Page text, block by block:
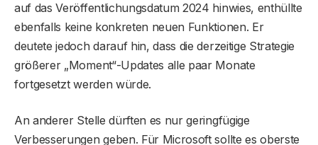
auf das Veröffentlichungsdatum 2024 hinwies, enthüllte
ebenfalls keine konkreten neuen Funktionen. Er
deutete jedoch darauf hin, dass die derzeitige Strategie
größerer „Moment“-Updates alle paar Monate
fortgesetzt werden würde.
An anderer Stelle dürften es nur geringfügige
Verbesserungen geben. Für Microsoft sollte es oberste